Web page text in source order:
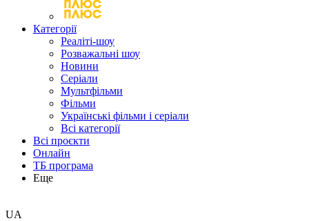
Категорії
Реаліті-шоу
Розважальні шоу
Новини
Серіали
Мультфільми
Фільми
Українські фільми і серіали
Всі категорії
Всі проєкти
Онлайн
ТБ програма
Еще
UA